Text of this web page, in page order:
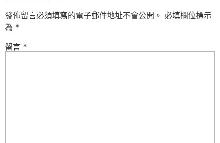
發佈留言必須填寫的電子郵件地址不會公開。 必填欄位標示
為 *
留言 *